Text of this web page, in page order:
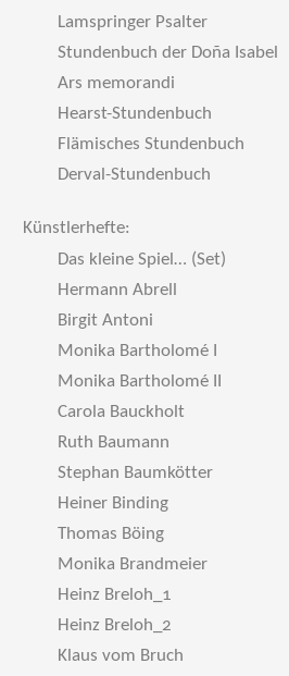
Lamspringer Psalter
Stundenbuch der Doña Isabel
Ars memorandi
Hearst-Stundenbuch
Flämisches Stundenbuch
Derval-Stundenbuch
Künstlerhefte:
Das kleine Spiel… (Set)
Hermann Abrell
Birgit Antoni
Monika Bartholomé I
Monika Bartholomé II
Carola Bauckholt
Ruth Baumann
Stephan Baumkötter
Heiner Binding
Thomas Böing
Monika Brandmeier
Heinz Breloh_1
Heinz Breloh_2
Klaus vom Bruch